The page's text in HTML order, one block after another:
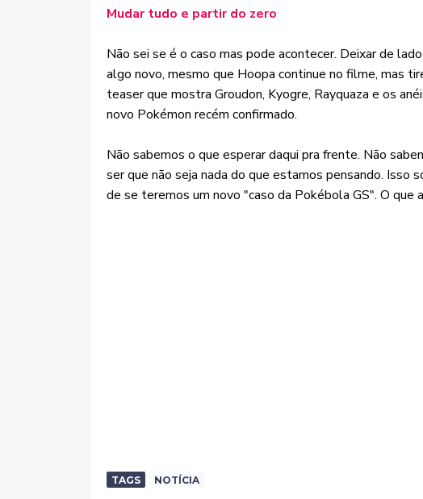
Mudar tudo e partir do zero
Não sei se é o caso mas pode acontecer. Deixar de
algo novo, mesmo que Hoopa continue no filme, mas
teaser que mostra Groudon, Kyogre, Rayquaza e os
novo Pokémon recém confirmado.
Não sabemos o que esperar daqui pra frente. Não
ser que não seja nada do que estamos pensando. Isso
de se teremos um novo "caso da Pokébola GS". O que
TAGS NOTÍCIA